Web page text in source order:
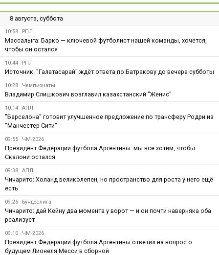
8 августа, суббота
10:58 РПЛ
Массалыга: Барко — ключевой футболист нашей команды, хочется,
чтобы он остался
10:44 РПЛ
Источник: "Галатасарай" ждёт ответа по Батракову до вечера субботы
10:28 Чемпионаты
Владимир Слишкович возглавил казахстанский "Женис"
10:14 АПЛ
"Барселона" готовит улучшенное предложение по трансферу Родри из
"Манчестер Сити"
09:55 ЧМ-2026
Президент Федерации футбола Аргентины: мы все хотим, чтобы
Скалони остался
09:38 АПЛ
Чичарито: Холанд великолепен, но пространство для роста у него ещё
есть
09:25 Бундеслига
Чичарито: дай Кейну два момента у ворот — и он почти наверняка оба
реализует
09:10 ЧМ-2026
Президент Федерации футбола Аргентины ответил на вопрос о
будущем Лионеля Месси в сборной